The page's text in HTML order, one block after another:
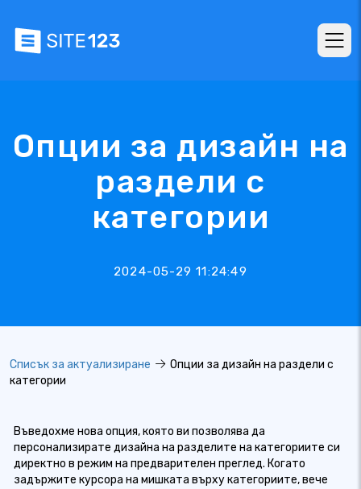
Опции за дизайн на
раздели с
категории
2024-05-29 11:24:49
Списък за актуализиране
Опции за дизайн на раздели с
категории
Въведохме нова опция, която ви позволява да
персонализирате дизайна на разделите на категориите си
директно в режим на предварителен преглед. Когато
задържите курсора на мишката върху категориите, вече